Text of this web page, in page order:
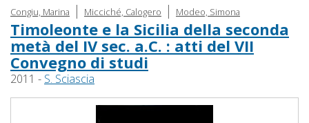
Congiu, Marina | Micciché, Calogero | Modeo, Simona
Timoleonte e la Sicilia della seconda
metà del IV sec. a.C. : atti del VII
Convegno di studi
2011 - S. Sciascia